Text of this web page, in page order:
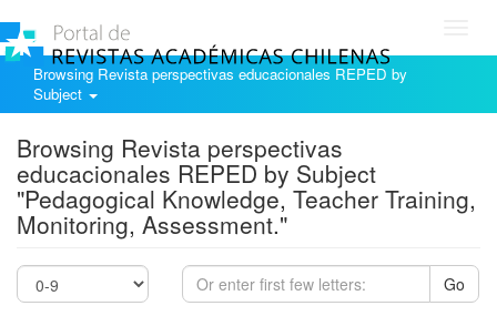
Browsing Revista perspectivas educacionales REPED by
Subject
Browsing Revista perspectivas
educacionales REPED by Subject
"Pedagogical Knowledge, Teacher Training,
Monitoring, Assessment."
Go